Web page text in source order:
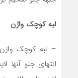
لبه کوچک واژن
– لبه کوچک
انتهای جلو آنها